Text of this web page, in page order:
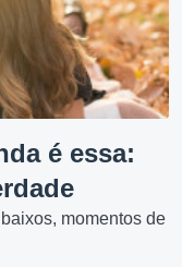
é essa:
momentos de